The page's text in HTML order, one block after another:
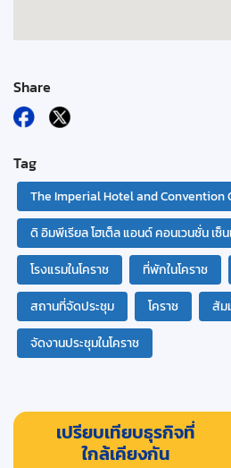
Share
Tag
The Imperial Hotel and Convention
ดิ อิมพีเรียล โฮเต็ล แอนด์ คอนเวนชั่น เซ็น
โรงแรมในโคราช
ที่พักในโคราช
สถานที่จัดประชุม
โคราช
สัม
จัดงานประชุมในโคราช
เปรียบเทียบธุรกิจที่
ใกล้เคียงกัน